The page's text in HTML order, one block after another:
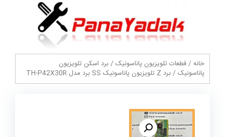
خانه /قطعات تلویزیون پاناسونیک /برد اسکن تلویزیون
پاناسونیک / برد Z تلویزیون پاناسونیک SS برد مدل TH-P42X30R